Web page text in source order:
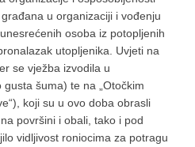
u organizaciji i vođenju
osoba iz potopljenih
utopljenika. Uvjeti na
se vježba izvodila u
gusta šuma) te na „Otočkim
koji su u ovo doba obrasli
površini i obali, tako i pod
vidljivost roniocima za potragu